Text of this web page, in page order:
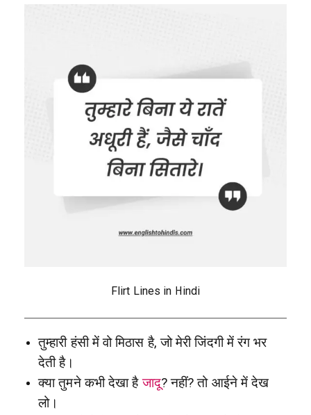
Flirt Lines in Hindi
तुम्हारी हंसी में वो मिठास है, जो मेरी जिंदगी में रंग भर
देती है।
क्या तुमने कभी देखा हैजादू? नहीं? तो आईने में देख
लो।